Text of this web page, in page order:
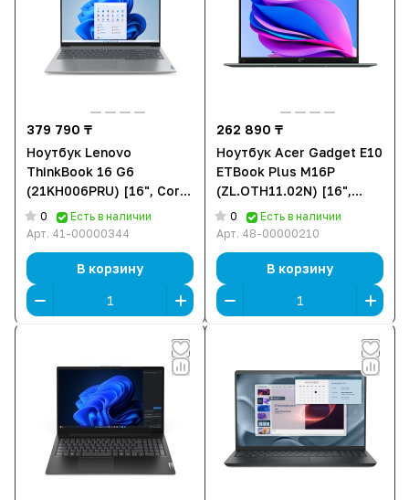
379 790 ₸
Ноутбук Lenovo
ThinkBook 16 G6
(21KH006PRU) [16", Core
i3-1315U, 8 ГБ ОЗУ, 512
ГБ SSD, DOS]
0
Есть в наличии
Арт. 41-00000344
В корзину
262 890 ₸
Ноутбук Acer Gadget E10
ETBook Plus M16P
(ZL.OTH11.02N) [16",
Core i3-1315, 8 ГБ ОЗУ,
512 ГБ SSD, DOS]
0
Есть в наличии
Арт. 48-00000210
В корзину